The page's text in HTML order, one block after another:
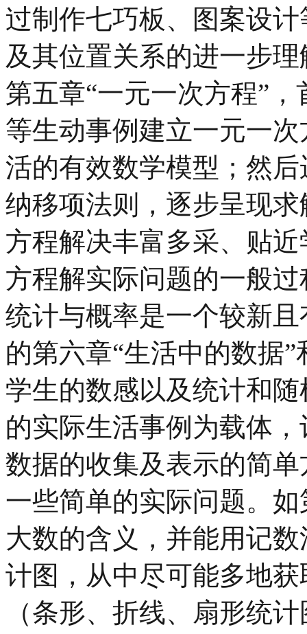
过制作七巧板、图案设
及其位置关系的进一步理
第五章“一元一次方程”
等生动事例建立一元一
活的有效数学模型；然
纳移项法则，逐步呈现
方程解决丰富多采、贴
方程解实际问题的一般过
统计与概率是一个较新
的第六章“生活中的数据
学生的数感以及统计和
的实际生活事例为载体
数据的收集及表示的简
一些简单的实际问题。
大数的含义，并能用记
计图，从中尽可能多地
（条形、折线、扇形统